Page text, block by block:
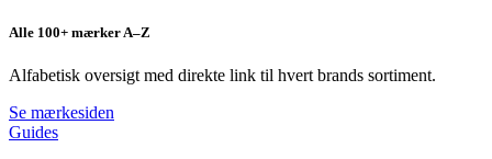
Alle 100+ mærker A–Z
Alfabetisk oversigt med direkte link til hvert brands sortiment.
Se mærkesiden
Guides